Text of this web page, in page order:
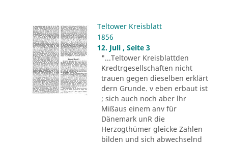
Teltower Kreisblatt
1856
12. Juli , Seite 3
"...Teltower Kreisblattden
Kredtrgesellschaften nicht
trauen gegen dieselben erklärt
dern Grunde. v eben erbaut ist
; sich auch noch aber lhr
Mißaus einem anv für
Dänemark unR die
Herzogthümer gleicke Zahlen
bilden und sich abwechselnd